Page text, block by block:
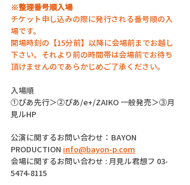
※整理番号順入場
チケット申し込みの際に発行される番号順の入
場です。
開場時刻の【15分前】以降に会場前までお越し
下さい。それより前の時間帯は会場前でお待ち
頂けませんのであらかじめご了承ください。
入場順
①ぴあ先行＞②ぴあ/e+/ZAIKO 一般発売＞③月
見ルHP
公演に関するお問い合わせ：BAYON
PRODUCTION info@bayon-p.com
会場に関するお問い合わせ : 月見ル君想フ 03-
5474-8115